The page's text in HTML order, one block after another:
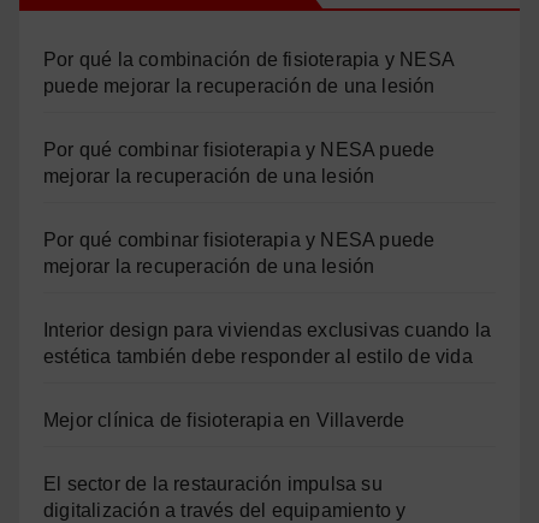
Por qué la combinación de fisioterapia y NESA
puede mejorar la recuperación de una lesión
Por qué combinar fisioterapia y NESA puede
mejorar la recuperación de una lesión
Por qué combinar fisioterapia y NESA puede
mejorar la recuperación de una lesión
Interior design para viviendas exclusivas cuando la
estética también debe responder al estilo de vida
Mejor clínica de fisioterapia en Villaverde
El sector de la restauración impulsa su
digitalización a través del equipamiento y